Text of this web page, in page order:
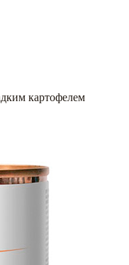
картофелем